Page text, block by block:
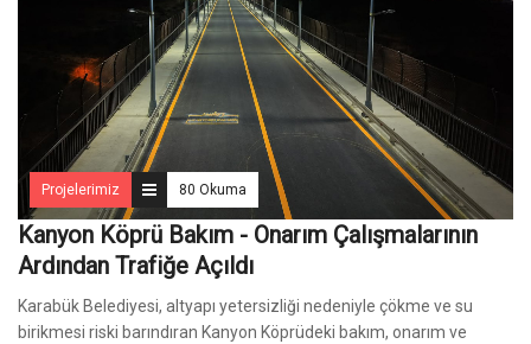
Projelerimiz 80 Okuma
Kanyon Köprü Bakım - Onarım Çalışmalarının
Ardından Trafiğe Açıldı
Karabük Belediyesi, altyapı yetersizliği nedeniyle çökme ve su
birikmesi riski barındıran Kanyon Köprüdeki bakım, onarım ve